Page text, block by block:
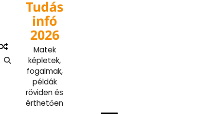
Tudás
infó
2026
Matek
képletek,
fogalmak,
példák
röviden és
érthetően